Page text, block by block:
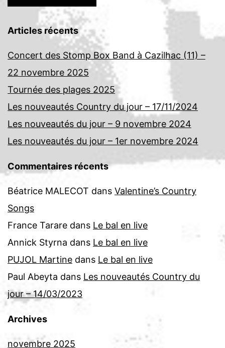
Articles récents
Concert des Stomp Box Band à Cazilhac (11) –
22 novembre 2025
Tournée des plages 2025
Les nouveautés Country du jour – 17/11/2024
Les nouveautés du jour – 9 novembre 2024
Les nouveautés du jour – 1er novembre 2024
Commentaires récents
Béatrice MALECOT dans Valentine’s Country
Songs
France Tarare dans Le bal en live
Annick Styrna dans Le bal en live
PUJOL Martine dans Le bal en live
Paul Abeyta dans Les nouveautés Country du
jour – 14/03/2023
Archives
novembre 2025